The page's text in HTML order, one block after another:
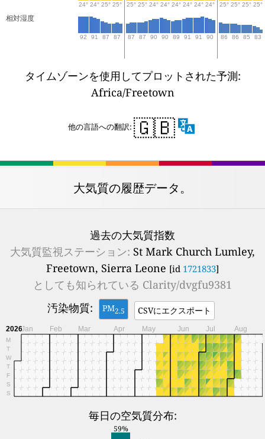
24° 24° 25° 25° 25° 25° 24° 24° 24° 24° 24° 24° 25° 25° 25° 25°
相対湿度
92 91 87 87 87 87 90 90 89 91 91 90 86 86 85 83
タイムゾーンを使用してプロットされた予測:
Africa/Freetown
他の言語への翻訳: 🇬🇧
大気質の履歴データ。
過去の大気質指数
大気質監視ステーション: St Mark Church Lumley,
Freetown, Sierra Leone [id 1721833]
としても知られている Clarity/dvgfu9381
汚染物質:
PM2.5 CSVにエクスポート
2026
M
T
W
T
F
S
S
Jan Feb Mar Apr May Jun Jul Aug
毎日の空気質分布:
59%